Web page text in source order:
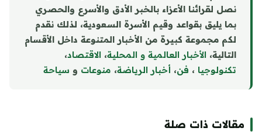
نصل لقرائنا الأعزاء بالخبر الأدق والأسرع والحصري
بما يليق بقواعد وقيم الأسرة السعودية، لذلك نقدم
لكم مجموعة كبيرة من الأخبار المتنوعة داخل الأقسام
التالية، الأخبار العالمية و المحلية، الاقتصاد،
تكنولوجيا ، فن، أخبار الرياضة، منوعات و سياحة
مقالات ذات صلة